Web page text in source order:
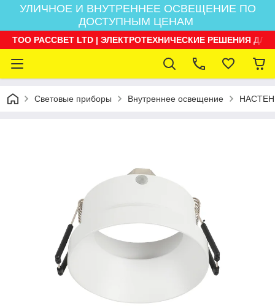
УЛИЧНОЕ И ВНУТРЕННЕЕ ОСВЕЩЕНИЕ ПО
ДОСТУПНЫМ ЦЕНАМ
ТОО РАССВЕТ LTD | ЭЛЕКТРОТЕХНИЧЕСКИЕ РЕШЕНИЯ
Световые приборы Внутреннее освещение